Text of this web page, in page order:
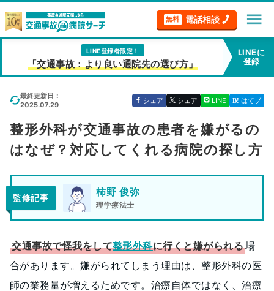
無料 電話相談 menu
LINE登録者限定！
「交通事故：より良い通院先の選び方」
LINEに
登録
最終更新日：
2025.07.29
シェア シェア LINE はてブ
整形外科が交通事故の患者を嫌がるの
はなぜ？対応してくれる病院の探し方
監修記事 柿野 俊弥
理学療法士
交通事故で怪我をして整形外科に行くと嫌がられる場
合があります。嫌がられてしまう理由は、整形外科の医
師の業務量が増えるためです。治療自体ではなく、治療